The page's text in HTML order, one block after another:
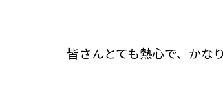
皆さんとても熱心で、かな